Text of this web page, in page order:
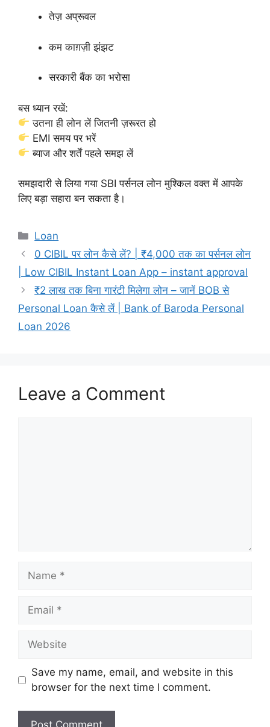
तेज़ अप्रूवल
कम काग़ज़ी झंझट
सरकारी बैंक का भरोसा
बस ध्यान रखें:
उतना ही लोन लें जितनी ज़रूरत हो
EMI समय पर भरें
ब्याज और शर्तें पहले समझ लें
समझदारी से लिया गया SBI पर्सनल लोन मुश्किल वक्त में आपके
लिए बड़ा सहारा बन सकता है।
Categories
Loan
0 CIBIL पर लोन कैसे लें? | ₹4,000 तक का पर्सनल लोन
| Low CIBIL Instant Loan App – instant approval
₹2 लाख तक बिना गारंटी मिलेगा लोन – जानें BOB से
Personal Loan कैसे लें | Bank of Baroda Personal
Loan 2026
Leave a Comment
Name
Email
Website
Save my name, email, and website in this
browser for the next time I comment.